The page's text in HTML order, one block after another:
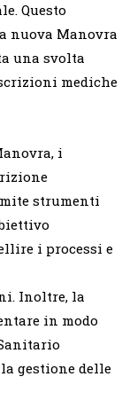
Questo
nuova Manovra
una svolta
mediche
i
strumenti
i processi e
Inoltre, la
in modo
gestione delle